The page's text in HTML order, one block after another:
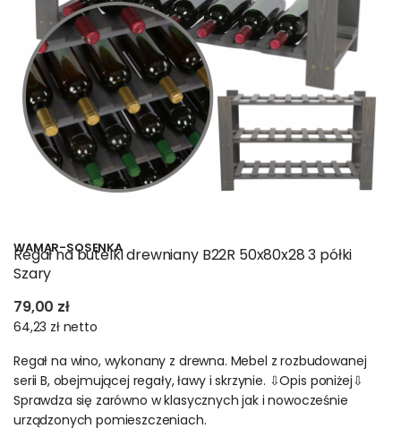
WAMAR-SOSENKA
Regał na butelki drewniany B22R 50x80x28 3 półki
Szary
79,00 zł
64,23 zł netto
Regał na wino, wykonany z drewna. Mebel z rozbudowanej
serii B, obejmującej regały, ławy i skrzynie. ⇩Opis poniżej⇩
Sprawdza się zarówno w klasycznych jak i nowocześnie
urządzonych pomieszczeniach.